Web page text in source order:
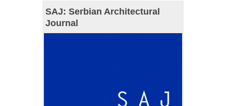
SAJ: Serbian Architectural
Journal